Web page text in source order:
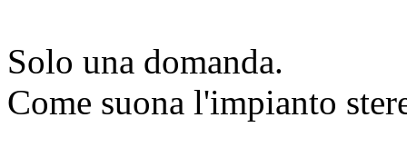
Solo una domanda.
Come suona l'impianto